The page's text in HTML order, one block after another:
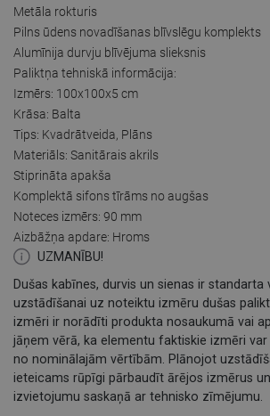
Metāla rokturis
Pilns ūdens novadīšanas blīvslēgu komplekts
Alumīnija durvju blīvējuma slieksnis
Paliktņa tehniskā informācija:
Izmērs: 100x100x5 cm
Krāsa: Balta
Tips: Kvadrātveida, Plāns
Materiāls: Sanitārais akrils
Stiprināta apakša
Komplektā sifons tīrāms no augšas
Noteces izmērs: 90 mm
Aizbāžņa apdare: Hroms
UZMANĪBU!
Dušas kabīnes, durvis un sienas ir
uzstādīšanai uz noteiktu izmēru dušas
izmēri ir norādīti produkta nosaukumā vai
jāņem vērā, ka elementu faktiskie izmēri
no nominālajām vērtībām. Plānojot
ieteicams rūpīgi pārbaudīt ārējos izmērus
izvietojumu saskaņā ar tehnisko zīmējumu.